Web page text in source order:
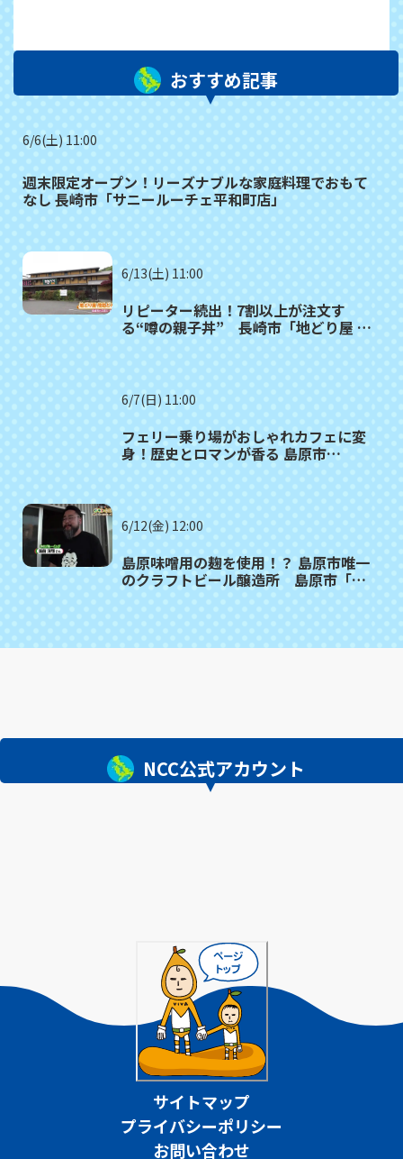
おすすめ記事
6/6(土) 11:00
週末限定オープン！リーズナブルな家庭料理でおもて
なし 長崎市「サニールーチェ平和町店」
6/13(土) 11:00
リピーター続出！7割以上が注文す
る“噂の親子丼” 長崎市「地どり屋 茂
6/7(日) 11:00
フェリー乗り場がおしゃれカフェに変
身！歴史とロマンが香る 島原市
6/12(金) 12:00
島原味噌用の麹を使用！？ 島原市唯一
のクラフトビール醸造所 島原市「ゆ
NCC公式アカウント
サイトマップ
プライバシーポリシー
お問い合わせ